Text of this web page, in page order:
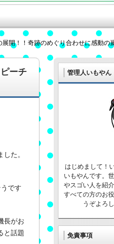
ーチ
た。
です
長がお
と話題
管理人いもやん
はじめまして！
いもやんです。
やスゴい人を紹
すべての方のお
うぞよろ
免責事項
開！！奇跡のめぐり合わせに感動の